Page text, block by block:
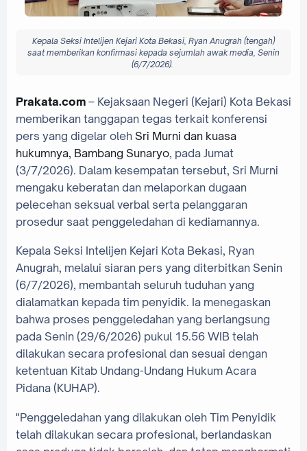
Kepala Seksi Intelijen Kejari Kota Bekasi, Ryan Anugrah (tengah)
saat memberikan konfirmasi kepada sejumlah awak media, Senin
(6/7/2026).
Prakata.com – Kejaksaan Negeri (Kejari) Kota Bekasi
memberikan tanggapan tegas terkait konferensi
pers yang digelar oleh Sri Murni dan kuasa
hukumnya, Bambang Sunaryo, pada Jumat
(3/7/2026). Dalam kesempatan tersebut, Sri Murni
mengaku keberatan dan melaporkan dugaan
pelecehan seksual verbal serta pelanggaran
prosedur saat penggeledahan di kediamannya.
‎Kepala Seksi Intelijen Kejari Kota Bekasi, Ryan
Anugrah, melalui siaran pers yang diterbitkan Senin
(6/7/2026), membantah seluruh tuduhan yang
dialamatkan kepada tim penyidik. Ia menegaskan
bahwa proses penggeledahan yang berlangsung
pada Senin (29/6/2026) pukul 15.56 WIB telah
dilakukan secara profesional dan sesuai dengan
ketentuan Kitab Undang-Undang Hukum Acara
Pidana (KUHAP).
‎"Penggeledahan yang dilakukan oleh Tim Penyidik
telah dilakukan secara profesional, berlandaskan